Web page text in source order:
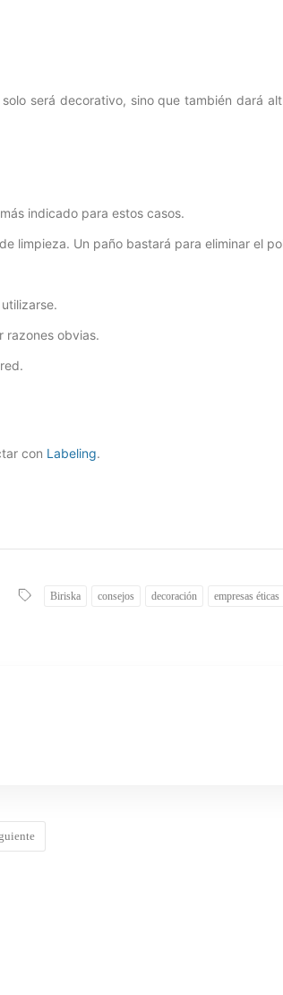
será decorativo, sino que también dará
indicado para estos casos.
limpieza. Un paño bastará para eliminar el
razones obvias.
con Labeling.
Biriska consejos decoración empresas éticas